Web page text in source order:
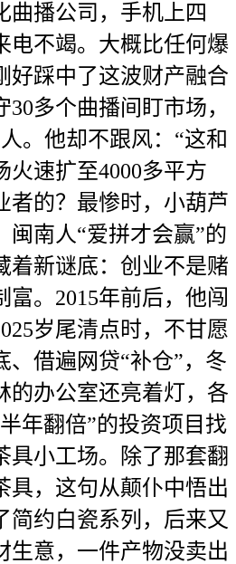
曲播公司，手机上四
电不竭。大概比任何爆
好踩中了这波财产融合
多个曲播间盯市场，
。他却不跟风：“这和
火速扩至4000多平方
者的？最惨时，小葫芦
闽南人“爱拼才会赢”的
着新谜底：创业不是赌
。2015年前后，他闯
岁尾清点时，不甘愿
、借遍网贷“补仓”，冬
的办公室还亮着灯，各
年翻倍”的投资项目找
具小工场。除了那套翻
具，这句从颠仆中悟出
简约白瓷系列，后来又
生意，一件产物没卖出